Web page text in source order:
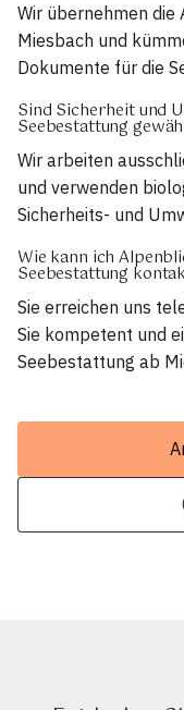
Wir übernehmen
Miesbach und
Dokumente für die
Sind Sicherheit und
Seebestattung
Wir arbeiten
und verwenden
Sicherheits- und
Wie kann ich
Seebestattung
Sie erreichen uns
Sie kompetent und
Seebestattung ab